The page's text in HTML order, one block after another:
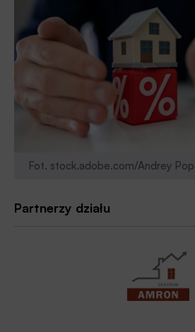
Fot. stock.adobe.com/Andrey
Partnerzy działu